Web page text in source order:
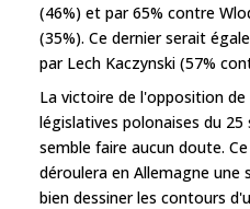
(46%) et par 65% contre
(35%). Ce dernier serait
par Lech Kaczynski (57%
La victoire de l'opposition
législatives polonaises du
semble faire aucun doute.
déroulera en Allemagne
bien dessiner les contours